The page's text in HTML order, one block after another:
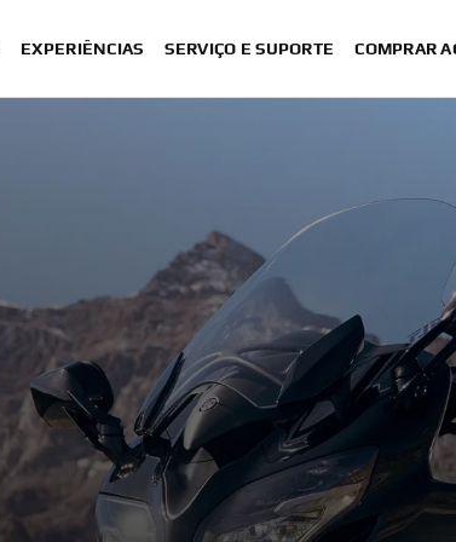
EXPERIÊNCIAS SERVIÇO E SUPORTE COMPRAR